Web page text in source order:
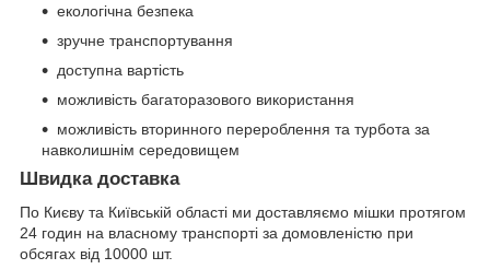
екологічна безпека
зручне транспортування
доступна вартість
можливість багаторазового використання
можливість вторинного перероблення та турбота за
навколишнім середовищем
Швидка доставка
По Києву та Київській області ми доставляємо мішки протягом
24 годин на власному транспорті за домовленістю при
обсягах від 10000 шт.